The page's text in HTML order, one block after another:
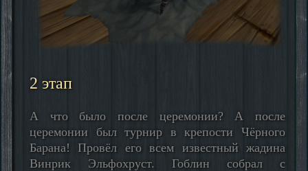
2 этап
А что было после церемонии? А после
церемонии был турнир в крепости Чёрного
Барана! Провёл его всем известный жадина
Винрик Эльфохруст. Гоблин собрал с